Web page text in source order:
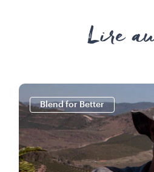
Lire
Blend for Better